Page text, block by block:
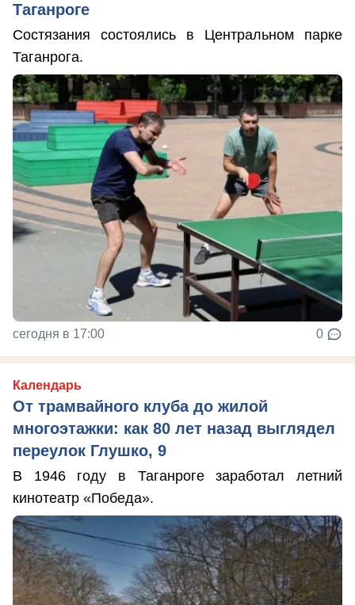
Таганроге
Состязания состоялись в Центральном парке
Таганрога.
сегодня в 17:00 0
Календарь
От трамвайного клуба до жилой
многоэтажки: как 80 лет назад выглядел
переулок Глушко, 9
В 1946 году в Таганроге заработал летний
кинотеатр «Победа».